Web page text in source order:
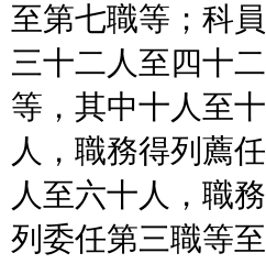
至第七職等；科員
三十二人至四十
等，其中十人至
人，職務得列薦
人至六十人，職務
列委任第三職等